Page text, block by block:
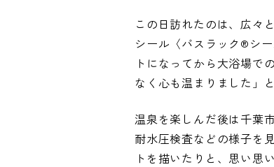
この日訪れたのは、広々
シール〈バスラック®シ
トになってから大浴場で
なく心も温まりました」
温泉を楽しんだ後は千葉
耐水圧検査などの様子を
トを描いたりと、思い思